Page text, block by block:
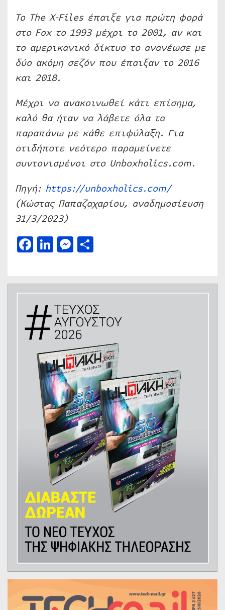
Το The X-Files έπαιξε για πρώτη φορά
στο Fox το 1993 μέχρι το 2001, αν και
το αμερικανικό δίκτυο το ανανέωσε με
δύο ακόμη σεζόν που έπαιξαν το 2016
και 2018.
Μέχρι να ανακοινωθεί κάτι επίσημα,
καλό θα ήταν να λάβετε όλα τα
παραπάνω με κάθε επιφύλαξη. Για
οτιδήποτε νεότερο παραμείνετε
συντονισμένοι στο Unboxholics.com.
Πηγή: https://unboxholics.com/
(Κώστας Παπαζαχαρίου, αναδημοσίευση
31/3/2023)
Facebook
LinkedIn
Messenger